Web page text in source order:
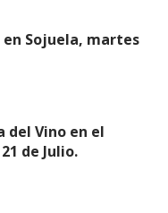
en Sojuela, martes
del Vino en el
de Julio.